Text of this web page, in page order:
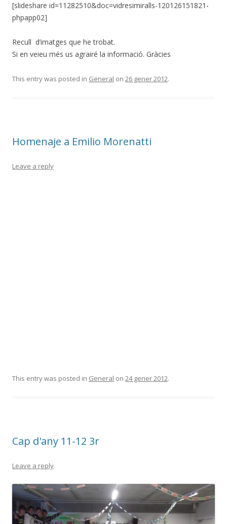
[slideshare id=11282510&doc=vidresimiralls-120126151821-
phpapp02]
Recull d’imatges que he trobat.
Si en veieu més us agrairé la informació. Gràcies
This entry was posted in General on 26 gener 2012.
Homenaje a Emilio Morenatti
Leave a reply
This entry was posted in General on 24 gener 2012.
Cap d'any 11-12 3r
Leave a reply